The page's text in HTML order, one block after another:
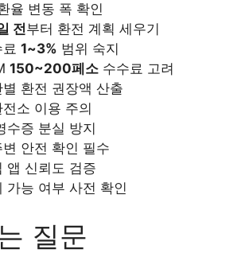
율 변동 폭 확인
전부터 환전 계획 세우기
1~3% 범위 숙지
150~200페소 수수료 고려
환전 권장액 산출
소 이용 주의
수증 분실 방지
안전 확인 필수
앱 신뢰도 검증
가능 여부 사전 확인
질문